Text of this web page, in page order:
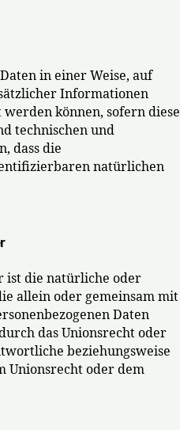
in einer Weise, auf
Informationen
können, sofern diese
technischen und
dass die
natürlichen
die natürliche oder
allein oder gemeinsam mit
Daten
das Unionsrecht oder
beziehungsweise
Unionsrecht oder dem